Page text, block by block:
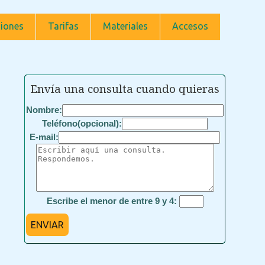
Tarifas Materiales Accesos
Envía una consulta cuando quieras
Nombre:
Teléfono(opcional):
E-mail:
Escribe el menor de entre 9 y 4:
ENVIAR